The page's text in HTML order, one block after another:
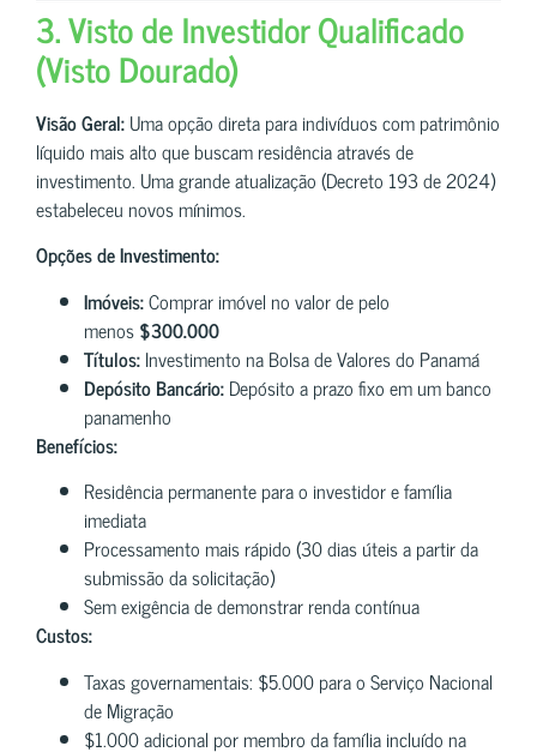
3. Visto de Investidor Qualificado
(Visto Dourado)
Visão Geral:Uma opção direta para indivíduos com patrimônio
líquido mais alto que buscam residência através de
investimento. Uma grande atualização (Decreto 193 de 2024)
estabeleceu novos mínimos.
Opções de Investimento:
Imóveis:Comprar imóvel no valor de pelo
menos$300.000
Títulos:Investimento na Bolsa de Valores do Panamá
Depósito Bancário:Depósito a prazo fixo em um banco
panamenho
Benefícios:
Residência permanente para o investidor e família
imediata
Processamento mais rápido (30 dias úteis a partir da
submissão da solicitação)
Sem exigência de demonstrar renda contínua
Custos:
Taxas governamentais: $5.000 para o Serviço Nacional
de Migração
$1.000 adicional por membro da família incluído na